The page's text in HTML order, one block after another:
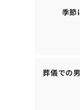
季節
葬儀での